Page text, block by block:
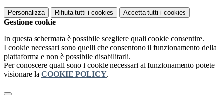
Personalizza Rifiuta tutti i cookies Accetta tutti i cookies
Gestione cookie
In questa schermata è possibile scegliere quali cookie consentire.
I cookie necessari sono quelli che consentono il funzionamento della
piattaforma e non è possibile disabilitarli.
Per conoscere quali sono i cookie necessari al funzionamento potete
visionare la COOKIE POLICY.